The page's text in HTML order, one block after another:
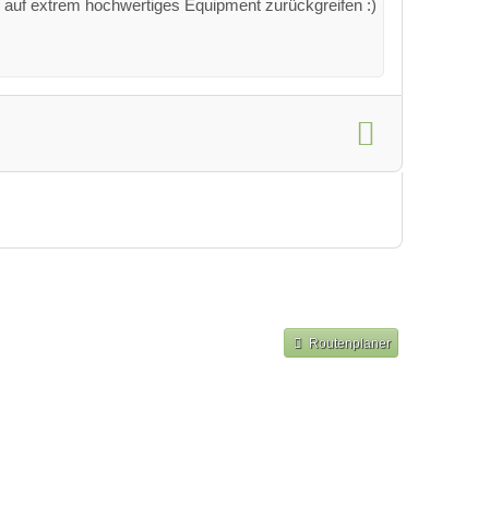
extrem hochwertiges Equipment zurückgreifen :)
Routenplaner